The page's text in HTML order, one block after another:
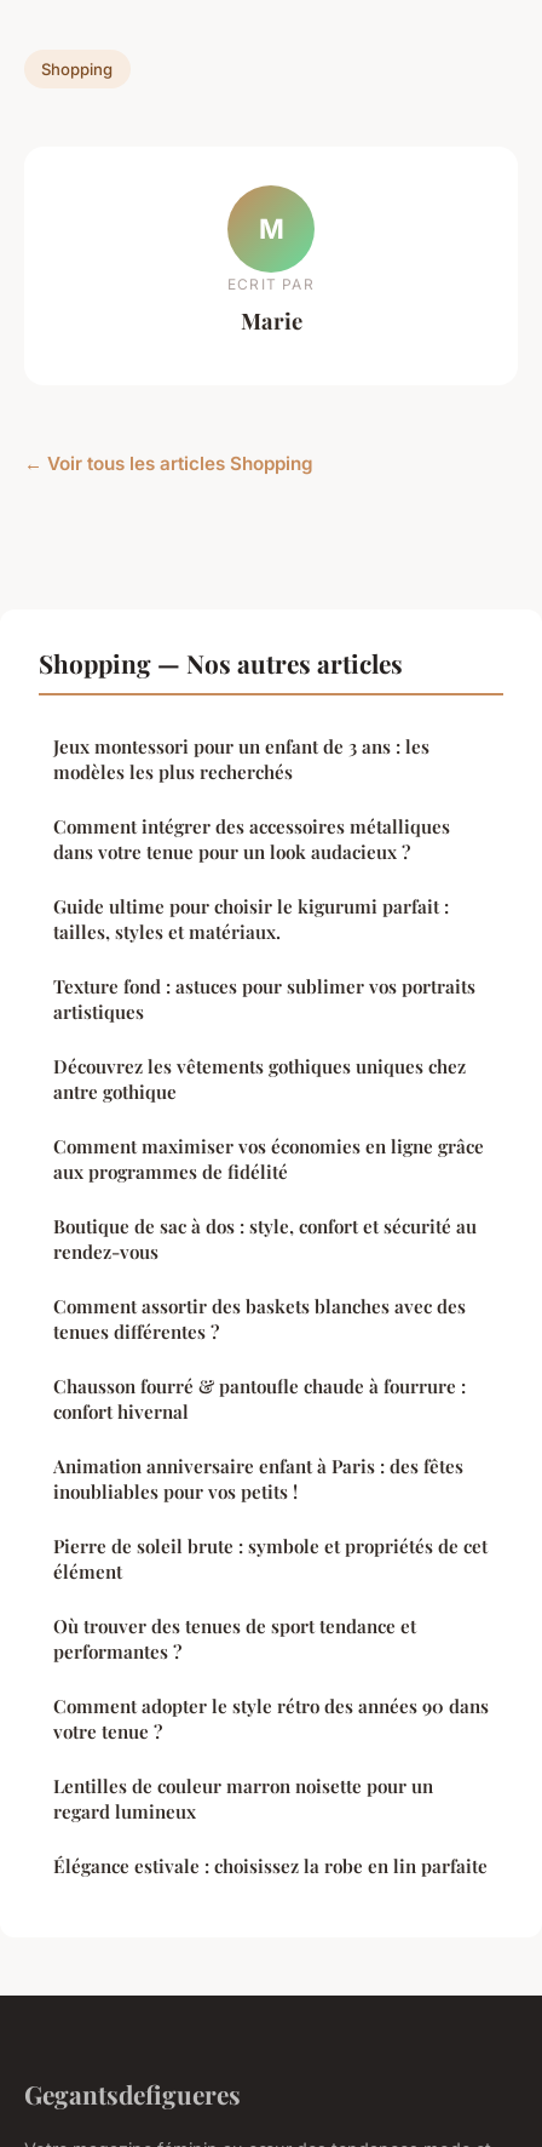
Shopping
M
ECRIT PAR
Marie
← Voir tous les articles Shopping
Shopping — Nos autres articles
Jeux montessori pour un enfant de 3 ans : les
modèles les plus recherchés
Comment intégrer des accessoires métalliques
dans votre tenue pour un look audacieux ?
Guide ultime pour choisir le kigurumi parfait :
tailles, styles et matériaux.
Texture fond : astuces pour sublimer vos portraits
artistiques
Découvrez les vêtements gothiques uniques chez
antre gothique
Comment maximiser vos économies en ligne grâce
aux programmes de fidélité
Boutique de sac à dos : style, confort et sécurité au
rendez-vous
Comment assortir des baskets blanches avec des
tenues différentes ?
Chausson fourré & pantoufle chaude à fourrure :
confort hivernal
Animation anniversaire enfant à Paris : des fêtes
inoubliables pour vos petits !
Pierre de soleil brute : symbole et propriétés de cet
élément
Où trouver des tenues de sport tendance et
performantes ?
Comment adopter le style rétro des années 90 dans
votre tenue ?
Lentilles de couleur marron noisette pour un
regard lumineux
Élégance estivale : choisissez la robe en lin parfaite
Gegantsdefigueres